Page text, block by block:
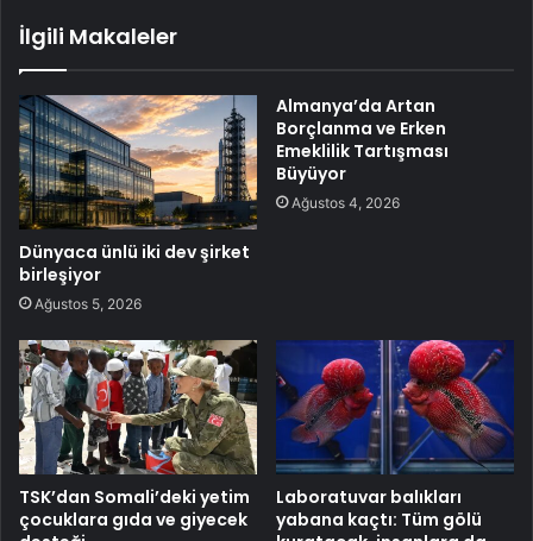
İlgili Makaleler
Dünyaca ünlü iki dev şirket
birleşiyor
Ağustos 5, 2026
Almanya’da Artan
Borçlanma ve Erken
Emeklilik Tartışması
Büyüyor
Ağustos 4, 2026
TSK’dan Somali’deki yetim
çocuklara gıda ve giyecek
Laboratuvar balıkları
yabana kaçtı: Tüm gölü